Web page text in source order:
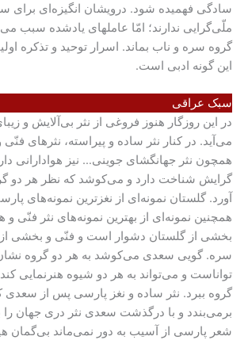
سادگی فهمیده شود. درویشان انگیزه‌ای برای
ملّی‌گرایی ندارند؛ امّا عاملهای یادشده سبب
گروه سره و ناب بماند. اسرار توحید و تذکره
این گونه ادبی است.
سبک عراقی
در این روزگار هنوز فروغی از نثر بی‌آلایش و
می‌آید. در کنار نثر ساده و پیراسته، نثرهای
همچون نثر جهانگشای جوینی… نیز هوادارانی
گرایش شناخت دارد و می‌کوشد که نظر هر دو
آورد. گلستان نمونه‌ای از نغزترین نمونه‌های
همچنین نمونه‌ای از بهترین نمونه‌های نثر فنّی و
بخشی از گلستان دشوار است و فنّی و بخشی
سره. گویی سعدی می‌کوشد به هر دو گروه
تواناست و می‌تواند به هر دو شیوه هنرنمایی
گروه ببرد. نثر ساده و نغز پارسی پس از
برمی‌بندد و با درگذشت سعدی نثر دری جهان را
شعر پارسی از آسیب به دور نمی‌ماند بی‌گمان